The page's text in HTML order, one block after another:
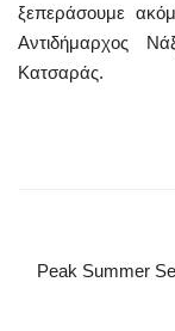
ξεπεράσουμε
Αντιδήμαρχος
Κατσαράς.
Peak Summer